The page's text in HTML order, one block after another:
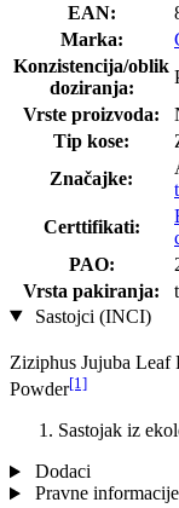
EAN:
Marka:
Konzistencija/oblik
doziranja:
Vrste proizvoda:
Tip kose:
Značajke:
Certtifikati:
PAO:
Vrsta pakiranja:
Sastojci (INCI)
Ziziphus Jujuba Leaf
Powder[1]
Sastojak iz
Dodaci
Pravne informacije